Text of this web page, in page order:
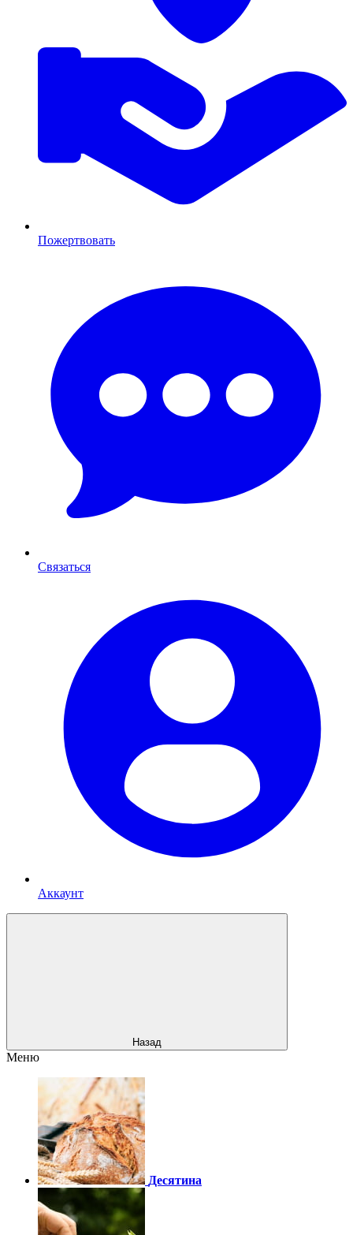
Пожертвовать
Связаться
Аккаунт
Назад
Меню
Десятина